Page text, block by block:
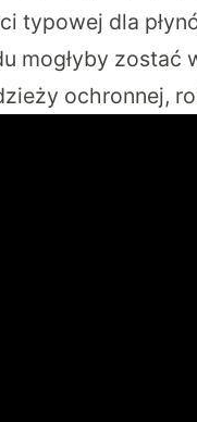
typowej dla
mogłyby zostać
ochronnej,